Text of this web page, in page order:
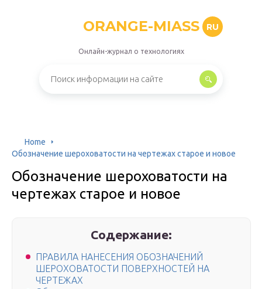
ORANGE-MIASS RU
Онлайн-журнал о технологиях
Home
Обозначение шероховатости на чертежах старое и новое
Обозначение шероховатости на
чертежах старое и новое
Содержание:
ПРАВИЛА НАНЕСЕНИЯ ОБОЗНАЧЕНИЙ
ШЕРОХОВАТОСТИ ПОВЕРХНОСТЕЙ НА
ЧЕРТЕЖАХ